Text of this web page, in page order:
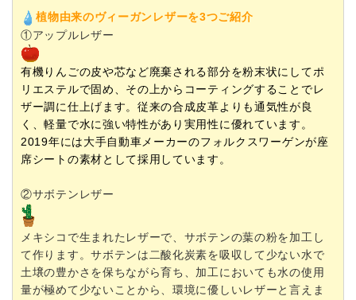
植物由来のヴィーガンレザーを3つご紹介
①アップルレザー
有機りんごの皮や芯など廃棄される部分を粉末状にしてポ
リエステルで固め、その上からコーティングすることでレ
ザー調に仕上げます。従来の合成皮革よりも通気性が良
く、軽量で水に強い特性があり実用性に優れています。
2019年には大手自動車メーカーのフォルクスワーゲンが座
席シートの素材として採用しています。
②サボテンレザー
メキシコで生まれたレザーで、サボテンの葉の粉を加工し
て作ります。サボテンは二酸化炭素を吸収して少ない水で
土壌の豊かさを保ちながら育ち、加工においても水の使用
量が極めて少ないことから、環境に優しいレザーと言えま